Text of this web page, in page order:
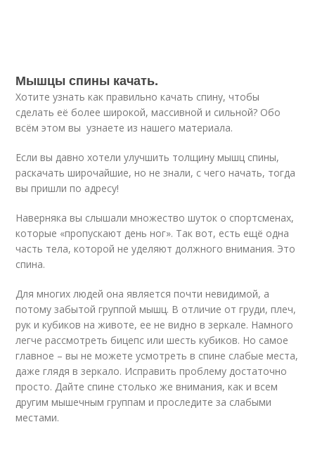
Мышцы спины качать.
Хотите узнать как правильно качать спину, чтобы
сделать её более широкой, массивной и сильной? Обо
всём этом вы узнаете из нашего материала.
Если вы давно хотели улучшить толщину мышц спины,
раскачать широчайшие, но не знали, с чего начать, тогда
вы пришли по адресу!
Наверняка вы слышали множество шуток о спортсменах,
которые «пропускают день ног». Так вот, есть ещё одна
часть тела, которой не уделяют должного внимания. Это
спина.
Для многих людей она является почти невидимой, а
потому забытой группой мышц. В отличие от груди, плеч,
рук и кубиков на животе, ее не видно в зеркале. Намного
легче рассмотреть бицепс или шесть кубиков. Но самое
главное – вы не можете усмотреть в спине слабые места,
даже глядя в зеркало. Исправить проблему достаточно
просто. Дайте спине столько же внимания, как и всем
другим мышечным группам и проследите за слабыми
местами.